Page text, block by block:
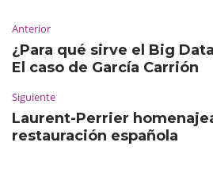
Anterior
¿Para qué sirve el Big
El caso de García Carrión
Siguiente
Laurent-Perrier
restauración española